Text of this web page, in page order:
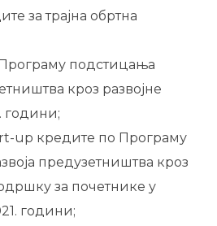
за трајна обртна
Програму подстицања
кроз развојне
години;
up кредите по Програму
предузетништва кроз
за почетнике у
години;